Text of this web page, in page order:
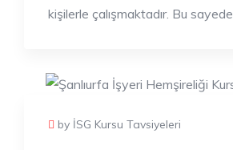
kişilerle çalışmaktadır. Bu sayede
by İSG Kursu Tavsiyeleri